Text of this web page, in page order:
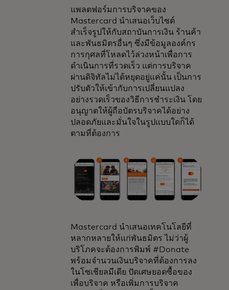
แพลตฟอร์มการบริจาคของ
Mastercard นำเสนอเว็บไซต์
สำเร็จรูปให้กับสถาบันการเงิน ร้านค้า
และพันธมิตรอื่นๆ ซึ่งมีข้อมูลองค์กร
การกุศลที่โหลดไว้ล่วงหน้าเพื่อการ
ดำเนินการที่รวดเร็ว แต่การบริจาค
ผ่านดิจิทัลไม่ได้หยุดอยู่แค่นั้น เป็นการ
ปรับตัวให้เข้ากับการเปลี่ยนแปลง
อย่างรวดเร็วของวิธีการชำระเงิน โดย
อนุญาตให้ผู้ถือบัตรบริจาคได้อย่าง
ปลอดภัยและมั่นใจในรูปแบบใดก็ได้
ตามที่ต้องการ
Mastercard นำเสนอเทคโนโลยีที่
หลากหลายให้แก่พันธมิตร ไม่ว่าผู้
บริโภคจะต้องการพิมพ์ #Donate
พร้อมจำนวนเงินบริจาคที่ต้องการลง
ในโซเชียลมีเดีย ปัดเศษยอดซื้อของ
เพื่อบริจาค หรือเพิ่มการบริจาค